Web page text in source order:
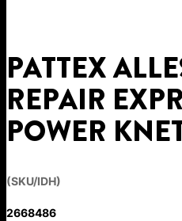
PATTEX
REPAIR
POWER
(SKU/IDH)
2668486